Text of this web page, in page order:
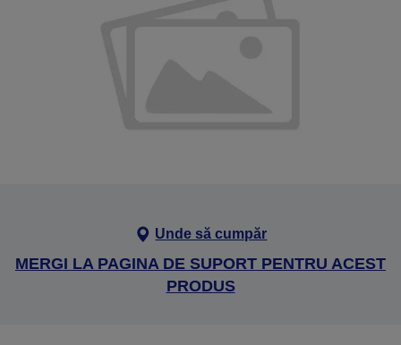
Unde să cumpăr
MERGI LA PAGINA DE SUPORT PENTRU ACEST
PRODUS